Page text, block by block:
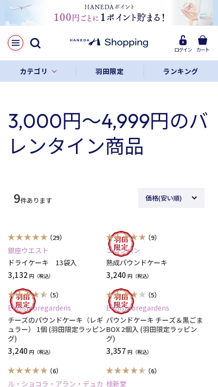
ログイン カート
カテゴリ 羽田限定 ランキング
3,000円～4,999円のバ
レンタイン商品
9件あります
（29）
銀座ウエスト
ドライケーキ 13袋入
3,132 円
（9）
コロンバン
熟成パウンドケーキ
3,240 円
（5）
Ennismoregardens
チーズのパウンドケーキ（レギ
ュラー） 1個 (羽田限定ラッピン
グ)
3,240 円
（5）
Ennismoregardens
パウンドケーキ チーズ＆黒ごま
BOX 2個入 (羽田限定ラッピン
グ)
3,357 円
（6）
ル・ショコラ・アラン・デュカ
（6）
桂新堂